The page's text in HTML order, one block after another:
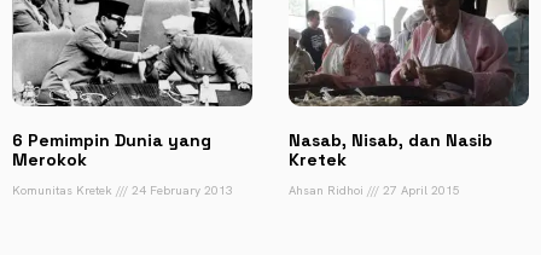
6 Pemimpin Dunia yang
Merokok
Komunitas Kretek 24 February 2013
Nasab, Nisab, dan Nasib
Kretek
Ahsan Ridhoi 27 April 2015